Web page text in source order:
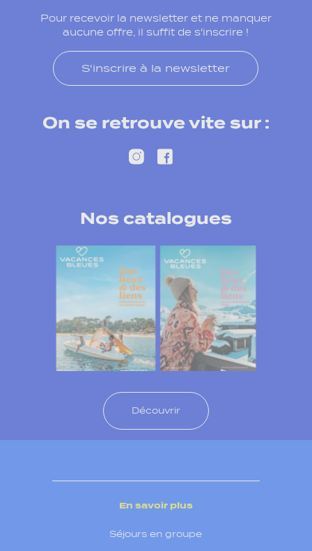
Pour recevoir la newsletter et ne manquer
aucune offre, il suffit de s'inscrire !
S'inscrire à la newsletter
On se retrouve vite sur :
Nos catalogues
Découvrir
En savoir plus
Séjours en groupe